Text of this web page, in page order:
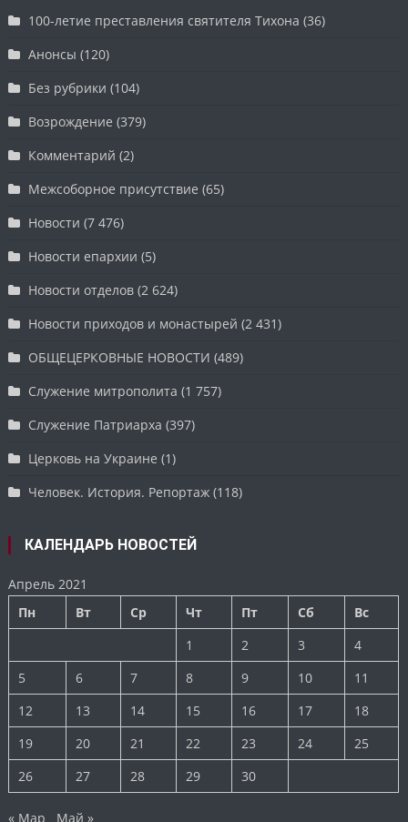
100-летие преставления святителя Тихона (36)
Анонсы (120)
Без рубрики (104)
Возрождение (379)
Комментарий (2)
Межсоборное присутствие (65)
Новости (7 476)
Новости епархии (5)
Новости отделов (2 624)
Новости приходов и монастырей (2 431)
ОБЩЕЦЕРКОВНЫЕ НОВОСТИ (489)
Служение митрополита (1 757)
Служение Патриарха (397)
Церковь на Украине (1)
Человек. История. Репортаж (118)
КАЛЕНДАРЬ НОВОСТЕЙ
Апрель 2021
Пн
Вт Ср Чт Пт Сб
Вс
1
2 3
4
5
6 7 8 9 10
11
12
13 14 15 16 17
18
19
20 21 22 23 24
25
26
27 28 29 30
« Мар Май »